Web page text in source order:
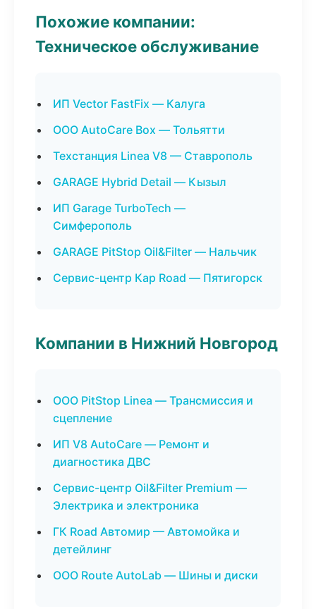
Похожие компании:
Техническое обслуживание
ИП Vector FastFix — Калуга
ООО AutoCare Box — Тольятти
Техстанция Linea V8 — Ставрополь
GARAGE Hybrid Detail — Кызыл
ИП Garage TurboTech —
Симферополь
GARAGE PitStop Oil&Filter — Нальчик
Сервис-центр Кар Road — Пятигорск
Компании в Нижний Новгород
ООО PitStop Linea — Трансмиссия и
сцепление
ИП V8 AutoCare — Ремонт и
диагностика ДВС
Сервис-центр Oil&Filter Premium —
Электрика и электроника
ГК Road Автомир — Автомойка и
детейлинг
ООО Route AutoLab — Шины и диски